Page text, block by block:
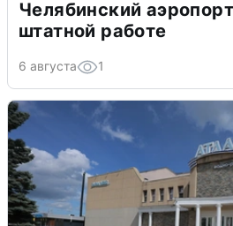
Челябинский
штатной работе
6 августа 1